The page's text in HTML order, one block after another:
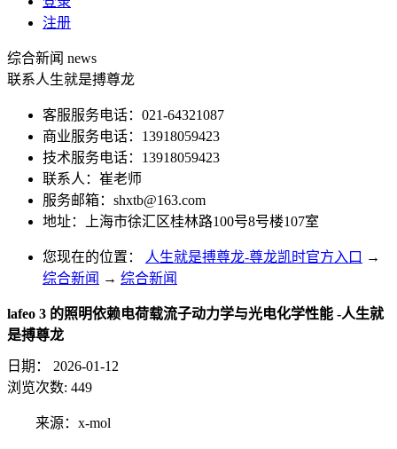
注册
综合新闻 news
联系人生就是搏尊龙
客服服务电话：021-64321087
商业服务电话：13918059423
技术服务电话：13918059423
联系人：崔老师
服务邮箱： shxtb@163.com
地址：上海市徐汇区桂林路100号8号楼107室
您现在的位置： 人生就是搏尊龙-尊龙凯时官方入口 →
综合新闻 → 综合新闻
lafeo 3 的照明依赖电荷载流子动力学与光电化学性能 -人生就
是搏尊龙
日期：
2026-01-12
浏览次数: 449
来源：x-mol